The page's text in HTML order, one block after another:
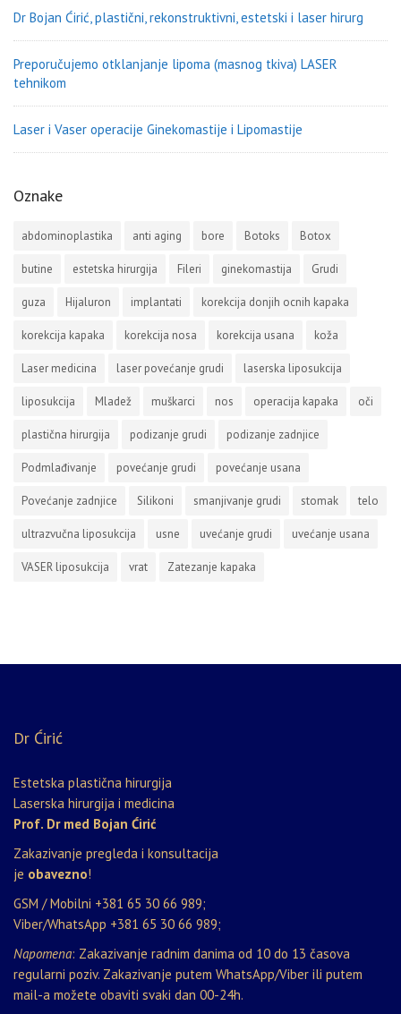
Dr Bojan Ćirić, plastični, rekonstruktivni, estetski i laser hirurg
Preporučujemo otklanjanje lipoma (masnog tkiva) LASER
tehnikom
Laser i Vaser operacije Ginekomastije i Lipomastije
Oznake
abdominoplastika anti aging bore Botoks Botox
butine estetska hirurgija Fileri ginekomastija Grudi
guza Hijaluron implantati korekcija donjih ocnih kapaka
korekcija kapaka korekcija nosa korekcija usana koža
Laser medicina laser povećanje grudi laserska liposukcija
liposukcija Mladež muškarci nos operacija kapaka oči
plastična hirurgija podizanje grudi podizanje zadnjice
Podmlađivanje povećanje grudi povećanje usana
Povećanje zadnjice Silikoni smanjivanje grudi stomak telo
ultrazvučna liposukcija usne uvećanje grudi uvećanje usana
VASER liposukcija vrat Zatezanje kapaka
Dr Ćirić
Estetska plastična hirurgija
Laserska hirurgija i medicina
Prof. Dr med Bojan Ćirić
Zakazivanje pregleda i konsultacija
je obavezno!
GSM / Mobilni +381 65 30 66 989;
Viber/WhatsApp +381 65 30 66 989;
Napomena: Zakazivanje radnim danima od 10 do 13 časova
regularni poziv. Zakazivanje putem WhatsApp/Viber ili putem
mail-a možete obaviti svaki dan 00-24h.